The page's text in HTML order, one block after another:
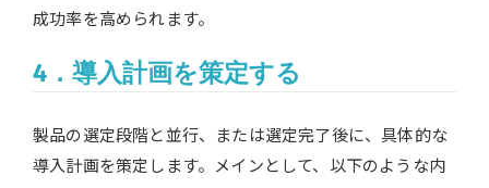
成功率を高められます。
4．導入計画を策定する
製品の選定段階と並行、または選定完了後に、具体的な
導入計画を策定します。メインとして、以下のような内